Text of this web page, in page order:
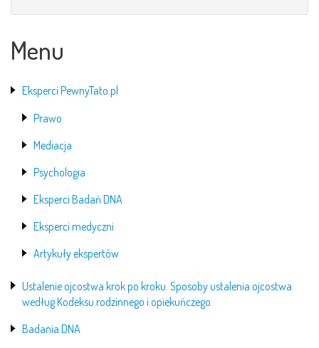
Menu
Eksperci PewnyTato.pl
Prawo
Mediacja
Psychologia
Eksperci Badań DNA
Eksperci medyczni
Artykuły ekspertów
Ustalenie ojcostwa krok po kroku. Sposoby ustalenia ojcostwa
według Kodeksu rodzinnego i opiekuńczego
Badania DNA